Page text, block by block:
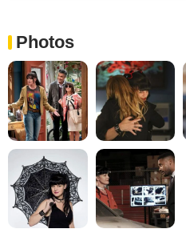
Photos